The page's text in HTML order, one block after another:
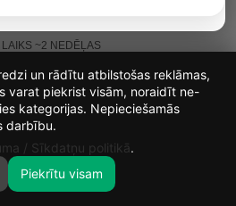
0
~2 NEDĒĻAS
38
MIN.
47
un rādītu atbilstošas reklāmas,
varat piekrist visām, noraidīt ne-
kategorijas. Nepieciešamās
darbību.
/ Sīkdatņu politikā.
Piekrītu visam